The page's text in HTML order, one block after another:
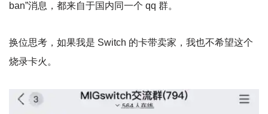
ban”消息，都来自于国内同一个 qq 群。
换位思考，如果我是 Switch 的卡带卖家，我也不希望这个
烧录卡火。